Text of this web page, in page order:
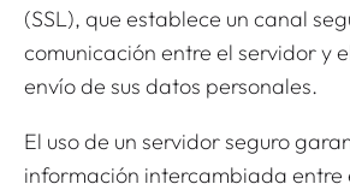
(SSL), que establece un canal
comunicación entre el servidor y
envío de sus datos personales.
El uso de un servidor seguro
información intercambiada entre